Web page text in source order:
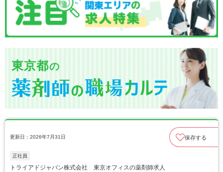
東京都の
更新日：2026年7月31日 保存する
正社員
トライアドジャパン株式会社 東京オフィスの薬剤師求人